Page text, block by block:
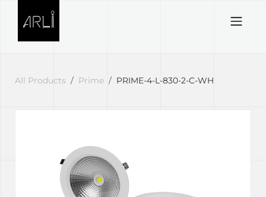
All Products Prime PRIME-4-L-830-2-C-WH